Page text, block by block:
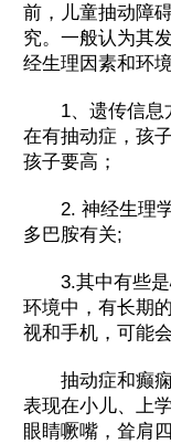
前，儿童抽动障
究。一般认为其
经生理因素和环
1、遗传信息
在有抽动症，孩
孩子要高；
2. 神经生理学
多巴胺有关;
3.其中有些是
环境中，有长期
视和手机，可能
抽动症和癫痫
表现在小儿、上
眼睛噘嘴，耸肩